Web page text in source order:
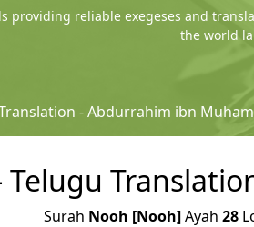
providing reliable exegeses and
the world
- Abdurrahim ibn
Telugu
Surah Nooh [Nooh]Ayah 28